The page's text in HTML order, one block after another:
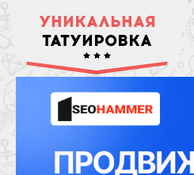
УНИКАЛЬНАЯ
ТАТУИРОВКА